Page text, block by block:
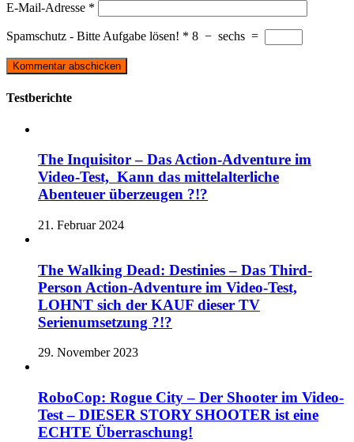
E-Mail-Adresse *
Spamschutz - Bitte Aufgabe lösen! * 8 − sechs =
Testberichte
The Inquisitor – Das Action-Adventure im
Video-Test, Kann das mittelalterliche
Abenteuer überzeugen ?!?
21. Februar 2024
The Walking Dead: Destinies – Das Third-
Person Action-Adventure im Video-Test,
LOHNT sich der KAUF dieser TV
Serienumsetzung ?!?
29. November 2023
RoboCop: Rogue City – Der Shooter im Video-
Test – DIESER STORY SHOOTER ist eine
ECHTE Überraschung!